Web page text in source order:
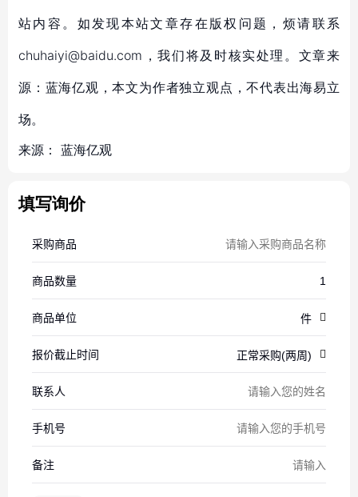
站内容。如发现本站文章存在版权问题，烦请联系
chuhaiyi@baidu.com，我们将及时核实处理。文章来
源：蓝海亿观，本文为作者独立观点，不代表出海易立
场。
来源： 蓝海亿观
填写询价